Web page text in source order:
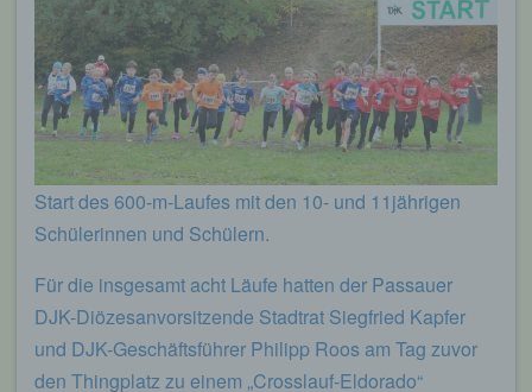
Start des 600-m-Laufes mit den 10- und 11jährigen
Schülerinnen und Schülern.
Für die insgesamt acht Läufe hatten der Passauer
DJK-Diözesanvorsitzende Stadtrat Siegfried Kapfer
und DJK-Geschäftsführer Philipp Roos am Tag zuvor
den Thingplatz zu einem „Crosslauf-Eldorado“